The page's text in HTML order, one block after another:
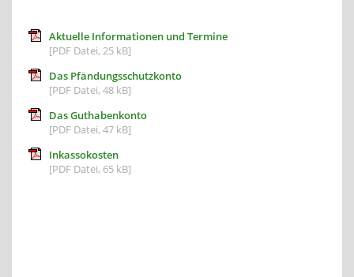
Aktuelle Informationen und Termine
[PDF Datei, 25 kB]
Das Pfändungsschutzkonto
[PDF Datei, 48 kB]
Das Guthabenkonto
[PDF Datei, 47 kB]
Inkassokosten
[PDF Datei, 65 kB]